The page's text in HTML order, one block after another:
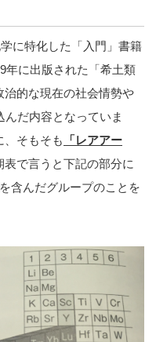
に特化した「入門」書籍
年に出版された「希土類
治的な現在の社会情勢や
んだ内容となっていま
、そもそも
「レアアー
表で言うと下記の部分に
含んだグループのことを